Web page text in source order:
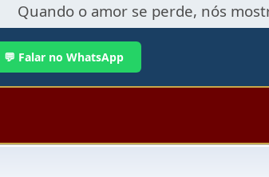
Quando o amor se perde, nós
💬 Falar no WhatsApp